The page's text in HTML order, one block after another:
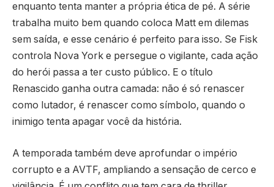
enquanto tenta manter a própria ética de pé. A série
trabalha muito bem quando coloca Matt em dilemas
sem saída, e esse cenário é perfeito para isso. Se Fisk
controla Nova York e persegue o vigilante, cada ação
do herói passa a ter custo público. E o título
Renascido ganha outra camada: não é só renascer
como lutador, é renascer como símbolo, quando o
inimigo tenta apagar você da história.
A temporada também deve aprofundar o império
corrupto e a AVTF, ampliando a sensação de cerco e